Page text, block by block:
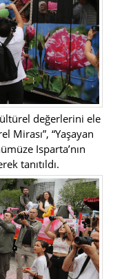
değerlerini ele
Mirası”, “Yaşayan
Isparta’nın
tanıtıldı.